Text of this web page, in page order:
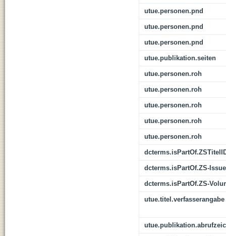
utue.personen.pnd
utue.personen.pnd
utue.personen.pnd
utue.publikation.seiten
utue.personen.roh
utue.personen.roh
utue.personen.roh
utue.personen.roh
utue.personen.roh
dcterms.isPartOf.ZS-Issue
dcterms.isPartOf.ZS-
utue.titel.verfasserangabe